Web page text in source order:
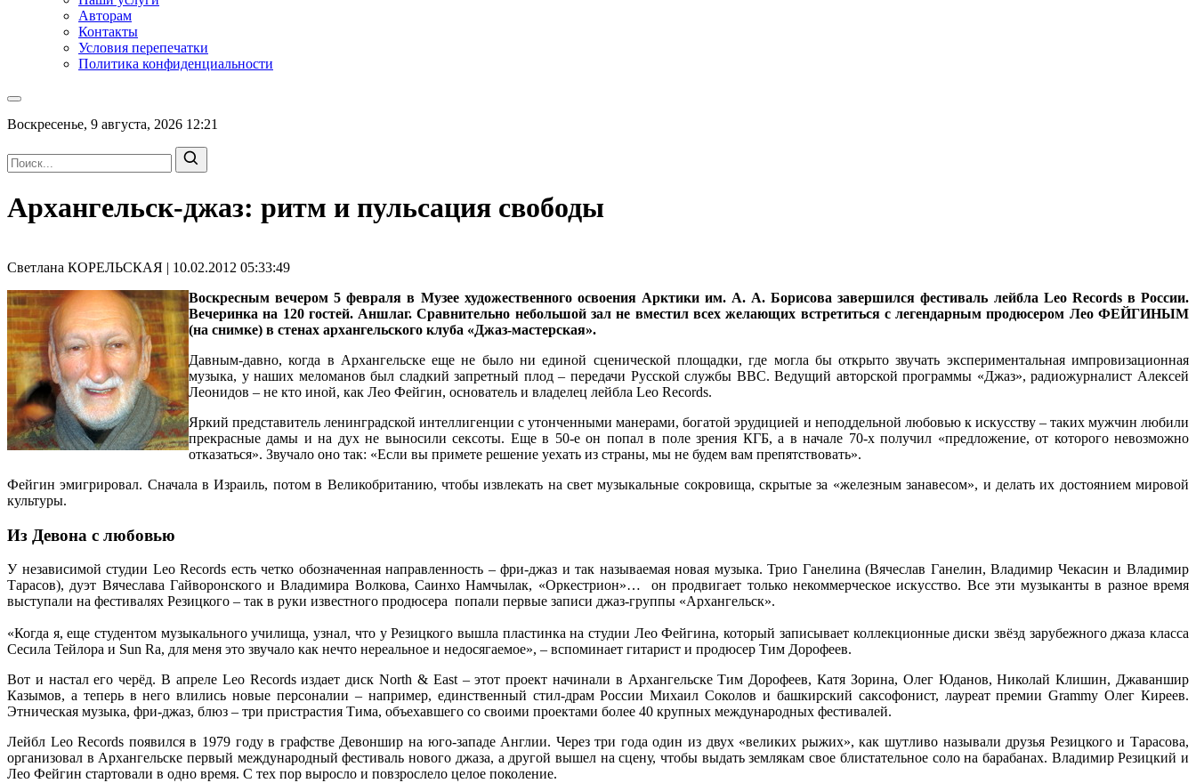
Авторам
Контакты
Условия перепечатки
Политика конфиденциальности
Воскресенье, 9 августа, 2026 12:21
Архангельск-джаз: ритм и пульсация свободы
Светлана КОРЕЛЬСКАЯ | 10.02.2012 05:33:49
Воскресным вечером 5 февраля в Музее художественного освоения Арктики им. А. А. Борисова завершился фестиваль лейбла Leo Records в России.
Вечеринка на 120 гостей. Аншлаг. Сравнительно небольшой зал не вместил всех желающих встретиться с легендарным продюсером Лео ФЕЙГИНЫМ
(на снимке) в стенах архангельского клуба «Джаз-мастерская».
Давным-давно, когда в Архангельске еще не было ни единой сценической площадки, где могла бы открыто звучать экспериментальная импровизационная
музыка, у наших меломанов был сладкий запретный плод – передачи Русской службы BBC. Ведущий авторской программы «Джаз», радиожурналист Алексей
Леонидов – не кто иной, как Лео Фейгин, основатель и владелец лейбла Leo Records.
Яркий представитель ленинградской интеллигенции с утонченными манерами, богатой эрудицией и неподдельной любовью к искусству – таких мужчин любили
прекрасные дамы и на дух не выносили сексоты. Еще в 50-е он попал в поле зрения КГБ, а в начале 70-х получил «предложение, от которого невозможно
отказаться». Звучало оно так: «Если вы примете решение уехать из страны, мы не будем вам препятствовать».
Фейгин эмигрировал. Сначала в Израиль, потом в Великобританию, чтобы извлекать на свет музыкальные сокровища, скрытые за «железным занавесом», и делать их достоянием мировой
культуры.
Из Девона с любовью
У независимой студии Leo Records есть четко обозначенная направленность – фри-джаз и так называемая новая музыка. Трио Ганелина (Вячеслав Ганелин, Владимир Чекасин и Владимир
Тарасов), дуэт Вячеслава Гайворонского и Владимира Волкова, Саинхо Намчылак, «Оркестрион»… он продвигает только некоммерческое искусство. Все эти музыканты в разное время
выступали на фестивалях Резицкого – так в руки известного продюсера попали первые записи джаз-группы «Архангельск».
«Когда я, еще студентом музыкального училища, узнал, что у Резицкого вышла пластинка на студии Лео Фейгина, который записывает коллекционные диски звёзд зарубежного джаза класса
Сесила Тейлора и Sun Ra, для меня это звучало как нечто нереальное и недосягаемое», – вспоминает гитарист и продюсер Тим Дорофеев.
Вот и настал его черёд. В апреле Leo Records издает диск North & East – этот проект начинали в Архангельске Тим Дорофеев, Катя Зорина, Олег Юданов, Николай Клишин, Джаваншир
Казымов, а теперь в него влились новые персоналии – например, единственный стил-драм России Михаил Соколов и башкирский саксофонист, лауреат премии Grammy Олег Киреев.
Этническая музыка, фри-джаз, блюз – три пристрастия Тима, объехавшего со своими проектами более 40 крупных международных фестивалей.
Лейбл Leo Records появился в 1979 году в графстве Девоншир на юго-западе Англии. Через три года один из двух «великих рыжих», как шутливо называли друзья Резицкого и Тарасова,
организовал в Архангельске первый международный фестиваль нового джаза, а другой вышел на сцену, чтобы выдать землякам свое блистательное соло на барабанах. Владимир Резицкий и
Лео Фейгин стартовали в одно время. С тех пор выросло и повзрослело целое поколение.